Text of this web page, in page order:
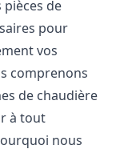
pièces de
pour
vos
comprenons
de chaudière
à tout
nous